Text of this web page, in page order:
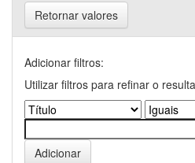
Retornar valores
Adicionar filtros:
Utilizar filtros para refinar o